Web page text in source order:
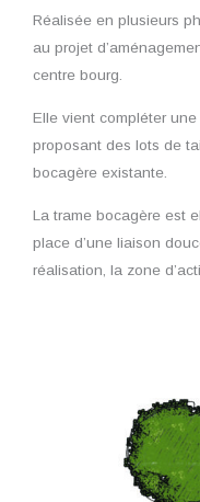
Réalisée en plusieurs
au projet
centre bourg.
Elle vient compléter
proposant des lots de
bocagère existante.
La trame bocagère est
place d’une liaison
réalisation, la zone